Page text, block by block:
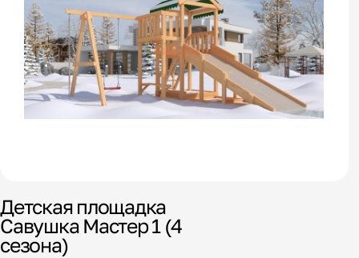
Детская площадка
Савушка Мастер 1 (4
сезона)